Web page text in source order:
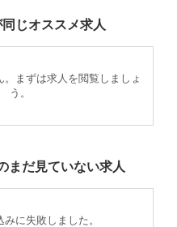
じオススメ求人
。まずは求人を閲覧しましょ
う。
まだ見ていない求人
に失敗しました。